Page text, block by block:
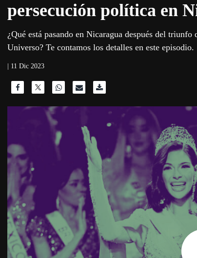
persecución política en
¿Qué está pasando en Nicaragua después del
Universo? Te contamos los detalles en este episodio.
| 11 Dic 2023